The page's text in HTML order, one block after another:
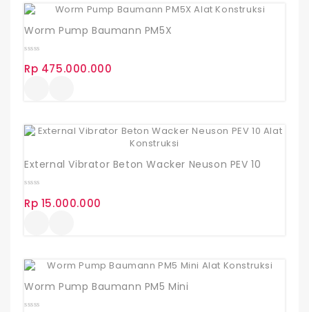
Worm Pump Baumann PM5X
out
of
Rp 475.000.000
External Vibrator Beton Wacker Neuson PEV 10
out
of
Rp 15.000.000
Worm Pump Baumann PM5 Mini